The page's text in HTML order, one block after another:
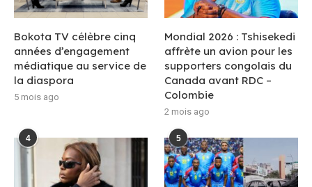
Bokota TV célèbre cinq
années d’engagement
médiatique au service de
la diaspora
5 mois ago
Mondial 2026 : Tshisekedi
affrète un avion pour les
supporters congolais du
Canada avant RDC –
Colombie
2 mois ago
4 5